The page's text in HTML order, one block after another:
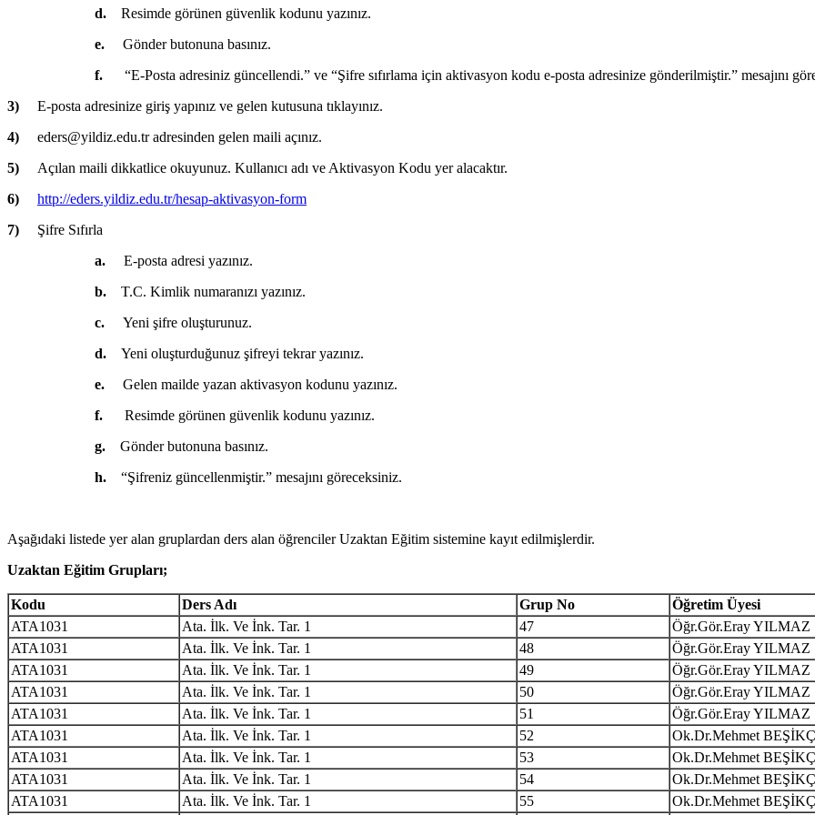
d. Resimde görünen güvenlik kodunu yazınız.
e. Gönder butonuna basınız.
f. “E-Posta adresiniz güncellendi.” ve “Şifre sıfırlama için aktivasyon kodu e-posta adresinize gönderilmiştir.” mesajını
3) E-posta adresinize giriş yapınız ve gelen kutusuna tıklayınız.
4) eders@yildiz.edu.tr adresinden gelen maili açınız.
5) Açılan maili dikkatlice okuyunuz. Kullanıcı adı ve Aktivasyon Kodu yer alacaktır.
6) http://eders.yildiz.edu.tr/hesap-aktivasyon-form
7) Şifre Sıfırla
a. E-posta adresi yazınız.
b. T.C. Kimlik numaranızı yazınız.
c. Yeni şifre oluşturunuz.
d. Yeni oluşturduğunuz şifreyi tekrar yazınız.
e. Gelen mailde yazan aktivasyon kodunu yazınız.
f. Resimde görünen güvenlik kodunu yazınız.
g. Gönder butonuna basınız.
h. “Şifreniz güncellenmiştir.” mesajını göreceksiniz.
Aşağıdaki listede yer alan gruplardan ders alan öğrenciler Uzaktan Eğitim sistemine kayıt edilmişlerdir.
Uzaktan Eğitim Grupları;
Kodu Ders Adı Grup No
Öğretim Üyesi
ATA1031
Ata. İlk. Ve İnk. Tar. 1 47
Öğr.Gör.Eray YILMAZ
ATA1031
Ata. İlk. Ve İnk. Tar. 1 48
Öğr.Gör.Eray YILMAZ
ATA1031
Ata. İlk. Ve İnk. Tar. 1 49
Öğr.Gör.Eray YILMAZ
ATA1031
Ata. İlk. Ve İnk. Tar. 1 50
Öğr.Gör.Eray YILMAZ
ATA1031
Ata. İlk. Ve İnk. Tar. 1 51
Öğr.Gör.Eray YILMAZ
ATA1031
Ata. İlk. Ve İnk. Tar. 1 52
Ok.Dr.Mehmet
ATA1031
Ata. İlk. Ve İnk. Tar. 1 53
Ok.Dr.Mehmet
ATA1031
Ata. İlk. Ve İnk. Tar. 1 54
Ok.Dr.Mehmet
ATA1031
Ata. İlk. Ve İnk. Tar. 1 55
Ok.Dr.Mehmet